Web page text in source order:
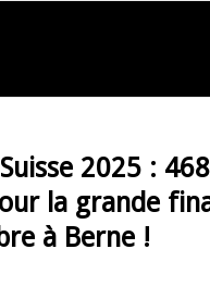
2025 :
la grande
à Berne !